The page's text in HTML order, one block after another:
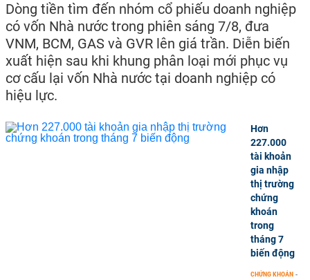
Dòng tiền tìm đến nhóm cổ phiếu doanh nghiệp
có vốn Nhà nước trong phiên sáng 7/8, đưa
VNM, BCM, GAS và GVR lên giá trần. Diễn biến
xuất hiện sau khi khung phân loại mới phục vụ
cơ cấu lại vốn Nhà nước tại doanh nghiệp có
hiệu lực.
Hơn
227.000
tài khoản
gia nhập
thị trường
chứng
khoán
trong
tháng 7
biến động
CHỨNG KHOÁN -